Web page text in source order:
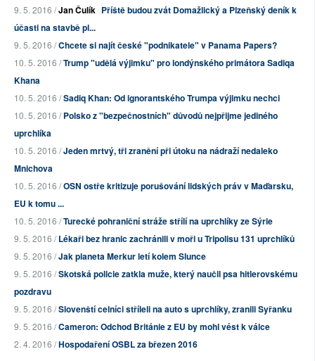
9. 5. 2016 /Jan Čulík Příště budou zvát Domažlický a Plzeňský deník k
účasti na stavbě pl...
9. 5. 2016 /Chcete si najít české "podnikatele" v Panama Papers?
10. 5. 2016 /Trump "udělá výjimku" pro londýnského primátora Sadiqa
Khana
10. 5. 2016 /Sadiq Khan: Od ignorantského Trumpa výjimku nechci
10. 5. 2016 /Polsko z "bezpečnostních" důvodů nejpřijme jediného
uprchlíka
10. 5. 2016 /Jeden mrtvý, tři zranění při útoku na nádraží nedaleko
Mnichova
10. 5. 2016 /OSN ostře kritizuje porušování lidských práv v Maďarsku,
EU k tomu ...
10. 5. 2016 /Turecké pohraniční stráže střílí na uprchlíky ze Sýrie
9. 5. 2016 /Lékaři bez hranic zachránili v moři u Tripolisu 131 uprchlíků
9. 5. 2016 /Jak planeta Merkur letí kolem Slunce
9. 5. 2016 /Skotská policie zatkla muže, který naučil psa hitlerovskému
pozdravu
9. 5. 2016 /Slovenští celníci stříleli na auto s uprchlíky, zranili Syřanku
9. 5. 2016 /Cameron: Odchod Británie z EU by mohl vést k válce
2. 4. 2016 /Hospodaření OSBL za březen 2016